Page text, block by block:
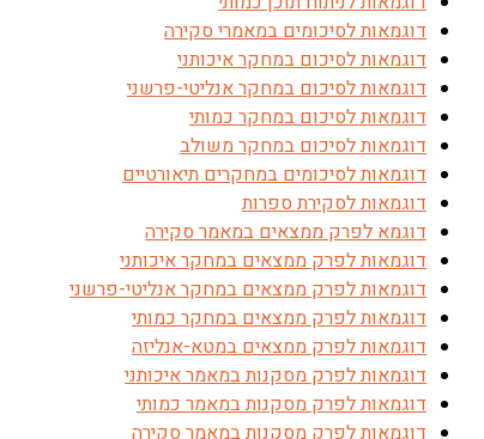
דוגמאות לסיכומים במאמרי סקירה
דוגמאות לסיכום במחקר איכותני
דוגמאות לסיכום במחקר אנליטי-פרשני
דוגמאות לסיכום במחקר כמותי
דוגמאות לסיכום במחקר משולב
דוגמאות לסיכומים במחקרים תיאורטיים
דוגמאות לסקירת ספרות
דוגמא לפרק ממצאים במאמר סקירה
דוגמאות לפרק ממצאים במחקר איכותני
דוגמאות לפרק ממצאים במחקר אנליטי-פרשני
דוגמאות לפרק ממצאים במחקר כמותי
דוגמאות לפרק ממצאים במטא-אנליזה
דוגמאות לפרק מסקנות במאמר איכותני
דוגמאות לפרק מסקנות במאמר כמותי
דוגמאות לפרק מסקנות במאמר סקירה